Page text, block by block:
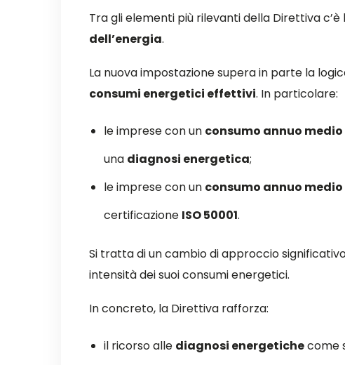
Tra gli elementi più rilevanti della Direttiva
dell’energia.
La nuova impostazione supera in parte la
consumi energetici effettivi. In particolare:
le imprese con un consumo annuo medio
una diagnosi energetica;
le imprese con un consumo annuo medio
certificazione ISO 50001.
Si tratta di un cambio di approccio
intensità dei suoi consumi energetici.
In concreto, la Direttiva rafforza:
il ricorso alle diagnosi energetichecome